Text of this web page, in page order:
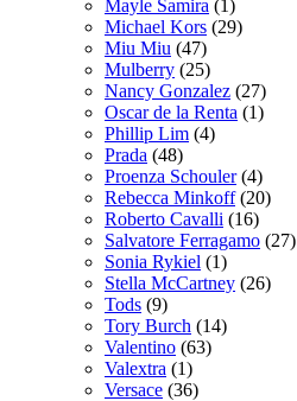
Mayle Samira (1)
Michael Kors (29)
Miu Miu (47)
Mulberry (25)
Nancy Gonzalez (27)
Oscar de la Renta (1)
Phillip Lim (4)
Prada (48)
Proenza Schouler(4)
Rebecca Minkoff(20)
Roberto Cavalli (16)
Salvatore Ferragamo (27)
Sonia Rykiel (1)
Stella McCartney (26)
Tods (9)
Tory Burch (14)
Valentino (63)
Valextra (1)
Versace (36)